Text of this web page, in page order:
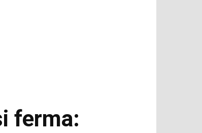
ferma: